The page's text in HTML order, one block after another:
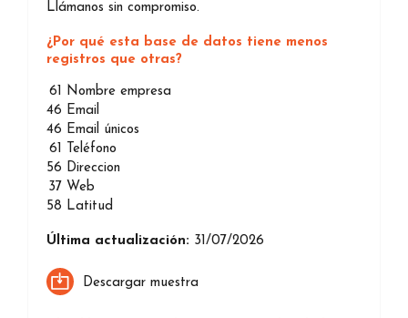
Llámanos sin compromiso.
¿Por qué esta base de datos tiene menos
registros que otras?
61 Nombre empresa
46 Email
46 Email únicos
61 Teléfono
56 Direccion
37 Web
58 Latitud
Última actualización: 31/07/2026
Descargar muestra